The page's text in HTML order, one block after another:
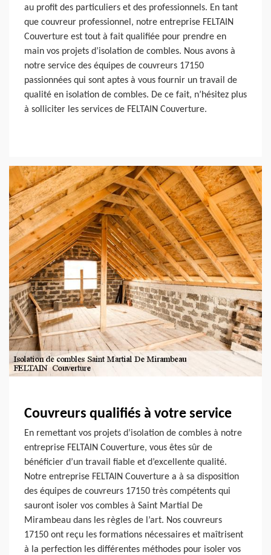
au profit des particuliers et des professionnels. En tant
que couvreur professionnel, notre entreprise FELTAIN
Couverture est tout à fait qualifiée pour prendre en
main vos projets d’isolation de combles. Nous avons à
notre service des équipes de couvreurs 17150
passionnées qui sont aptes à vous fournir un travail de
qualité en isolation de combles. De ce fait, n’hésitez plus
à solliciter les services de FELTAIN Couverture.
Couvreurs qualifiés à votre service
En remettant vos projets d’isolation de combles à notre
entreprise FELTAIN Couverture, vous êtes sûr de
bénéficier d’un travail fiable et d’excellente qualité.
Notre entreprise FELTAIN Couverture a à sa disposition
des équipes de couvreurs 17150 très compétents qui
sauront isoler vos combles à Saint Martial De
Mirambeau dans les règles de l’art. Nos couvreurs
17150 ont reçu les formations nécessaires et maîtrisent
à la perfection les différentes méthodes pour isoler vos